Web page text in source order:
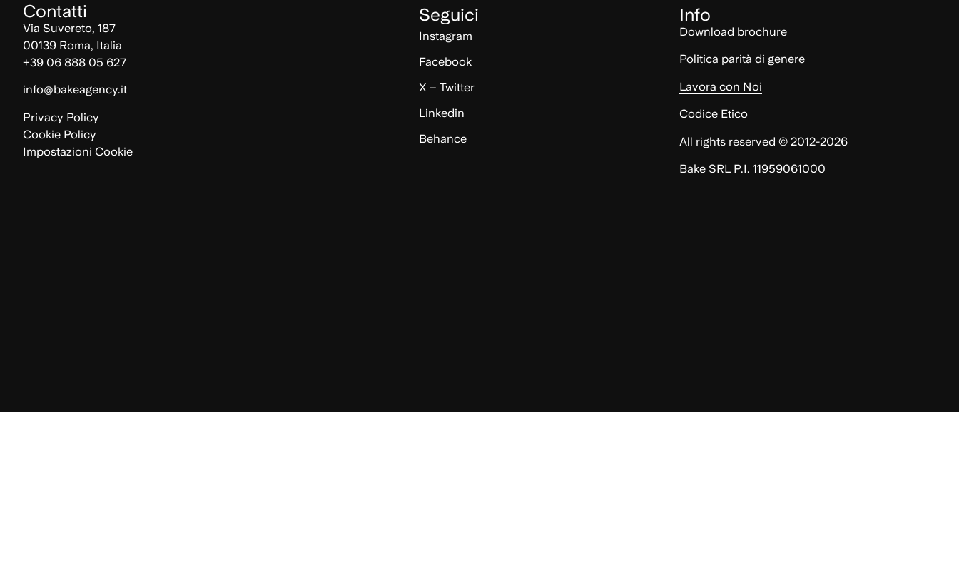
Contatti
Via Suvereto, 187
00139 Roma, Italia
+39 06 888 05 627
info@bakeagency.it
Privacy Policy
Cookie Policy
Impostazioni Cookie
Seguici
Instagram
Facebook
X – Twitter
Linkedin
Behance
Info
Download brochure
Politica parità di genere
Lavora con Noi
Codice Etico
All rights reserved © 2012-2026
Bake SRL P.I. 11959061000